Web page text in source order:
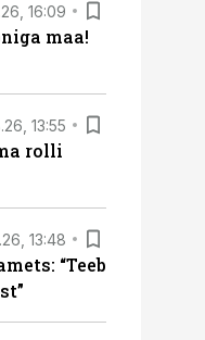
16:09
maa!
13:55
rolli
13:48
“Teeb